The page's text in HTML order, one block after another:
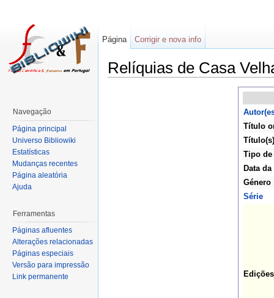
Relíquias de Casa
Título
Tipo de
Data
Género
Série
Edições
Página Corrigir e nova info
Navegação
Página principal
Universo Bibliowiki
Estatísticas
Mudanças recentes
Página aleatória
Ajuda
Ferramentas
Páginas afluentes
Alterações relacionadas
Páginas especiais
Versão para impressão
Link permanente